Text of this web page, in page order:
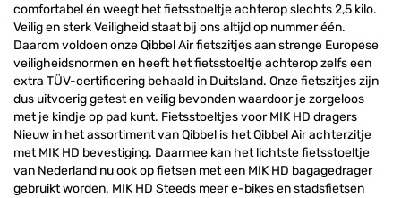
comfortabel én weegt het fietsstoeltje achterop slechts 2,5 kilo.
Veilig en sterk Veiligheid staat bij ons altijd op nummer één.
Daarom voldoen onze Qibbel Air fietszitjes aan strenge Europese
veiligheidsnormen en heeft het fietsstoeltje achterop zelfs een
extra TÜV-certificering behaald in Duitsland. Onze fietszitjes zijn
dus uitvoerig getest en veilig bevonden waardoor je zorgeloos
met je kindje op pad kunt. Fietsstoeltjes voor MIK HD dragers
Nieuw in het assortiment van Qibbel is het Qibbel Air achterzitje
met MIK HD bevestiging. Daarmee kan het lichtste fietsstoeltje
van Nederland nu ook op fietsen met een MIK HD bagagedrager
gebruikt worden. MIK HD Steeds meer e-bikes en stadsfietsen